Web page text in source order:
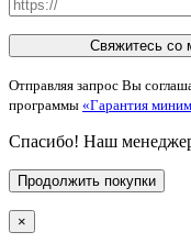
Свяжитесь со
Отправляя запрос Вы
программы «Гарантия
Спасибо! Наш
Продолжить покупки
×